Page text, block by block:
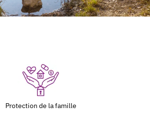
Protection de la famille